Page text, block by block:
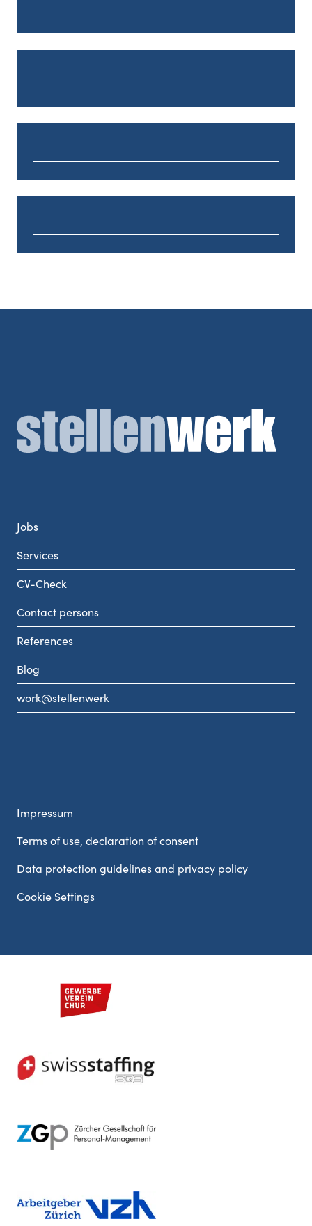
Jobs
Services
CV-Check
Contact persons
References
Blog
work@stellenwerk
Impressum
Terms of use, declaration of consent
Data protection guidelines and privacy policy
Cookie Settings